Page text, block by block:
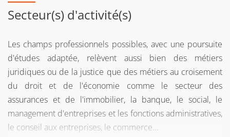
Secteur(s) d'activité(s)
Les champs professionnels possibles, avec une poursuite
d'études adaptée, relèvent aussi bien des métiers
juridiques ou de la justice que des métiers au croisement
du droit et de l'économie comme le secteur des
assurances et de l'immobilier, la banque, le social, le
management d'entreprises et les fonctions administratives,
le conseil aux entreprises, le commerce...